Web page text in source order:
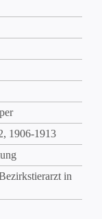
1906-1913
in